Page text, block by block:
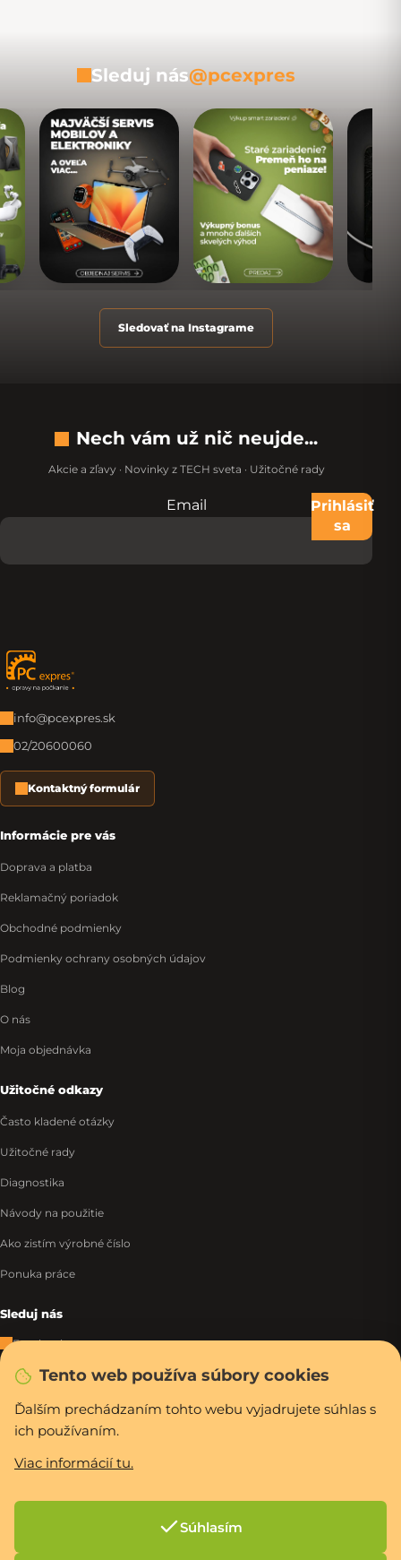
Tento web používa súbory cookies
Ďalším prechádzaním tohto webu vyjadrujete súhlas s
ich používaním.
Viac informácií tu.
Súhlasím
Sleduj nás@pcexpres
Sledovať na Instagrame
Nech vám už nič neujde...
Akcie a zľavy · Novinky z TECH sveta · Užitočné rady
Nevypĺňajte toto pole:
Email
Prihlásiť
sa
Zápätie
info@pcexpres.sk
02/20600060
Kontaktný formulár
Informácie pre vás
Doprava a platba
Reklamačný poriadok
Obchodné podmienky
Podmienky ochrany osobných údajov
Blog
O nás
Moja objednávka
Užitočné odkazy
Často kladené otázky
Užitočné rady
Diagnostika
Návody na použitie
Ako zistím výrobné číslo
Ponuka práce
Sleduj nás
Facebook
Instagram
Tiktok
WhatsApp